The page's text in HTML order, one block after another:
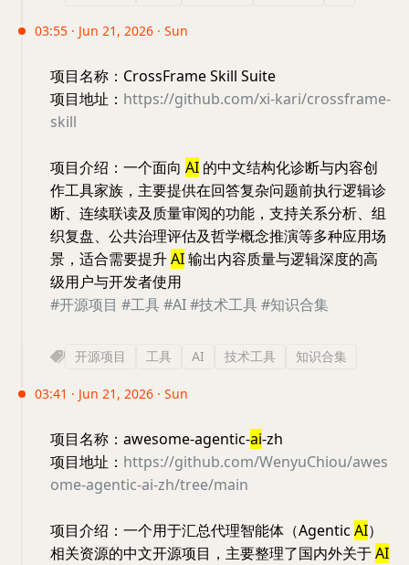
03:55 · Jun 21, 2026 · Sun
项目名称：CrossFrame Skill Suite
项目地址： https://github.com/xi-kari/crossframe-
skill
项目介绍：一个面向 AI 的中文结构化诊断与内容创
作工具家族，主要提供在回答复杂问题前执行逻辑诊
断、连续联读及质量审阅的功能，支持关系分析、组
织复盘、公共治理评估及哲学概念推演等多种应用场
景，适合需要提升AI输出内容质量与逻辑深度的高
级用户与开发者使用
#开源项目 #工具#AI#技术工具#知识合集
开源项目 工具 AI 技术工具 知识合集
03:41 · Jun 21, 2026 · Sun
项目名称：awesome-agentic-ai-zh
项目地址： https://github.com/WenyuChiou/awes
ome-agentic-ai-zh/tree/main
项目介绍：一个用于汇总代理智能体（Agentic AI）
相关资源的中文开源项目，主要整理了国内外关于AI